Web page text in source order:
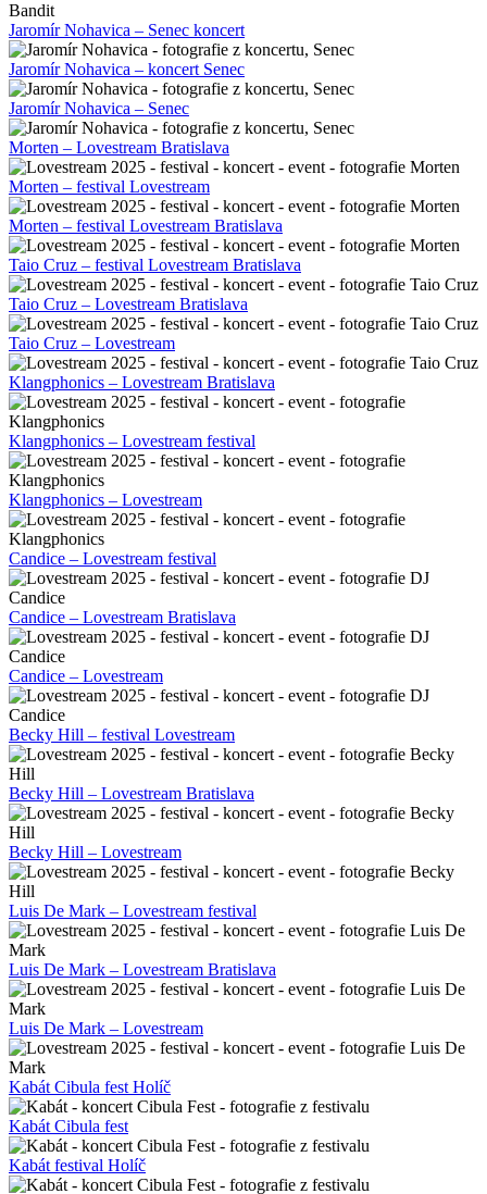
Jaromír Nohavica – Senec koncert
Jaromír Nohavica – koncert Senec
Jaromír Nohavica – Senec
Morten – Lovestream Bratislava
Morten – festival Lovestream
Morten – festival Lovestream Bratislava
Taio Cruz – festival Lovestream Bratislava
Taio Cruz – Lovestream Bratislava
Taio Cruz – Lovestream
Klangphonics – Lovestream Bratislava
Klangphonics – Lovestream festival
Klangphonics – Lovestream
Candice – Lovestream festival
Candice – Lovestream Bratislava
Candice – Lovestream
Becky Hill – festival Lovestream
Becky Hill – Lovestream Bratislava
Becky Hill – Lovestream
Luis De Mark – Lovestream festival
Luis De Mark – Lovestream Bratislava
Luis De Mark – Lovestream
Kabát Cibula fest Holíč
Kabát Cibula fest
Kabát festival Holíč